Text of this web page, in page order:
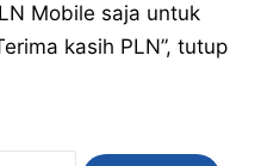
Mobile saja untuk
kasih PLN”, tutup